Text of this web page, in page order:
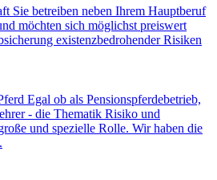
Sie betreiben neben Ihrem Hauptberuf
möchten sich möglichst preiswert
existenzbedrohender Risiken
Egal ob als Pensionspferdebetrieb,
- die Thematik Risiko und
und spezielle Rolle. Wir haben die